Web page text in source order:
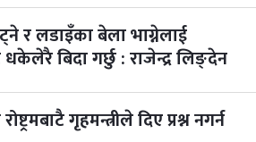
र लडाइँका बेला भाग्नेलाई
धकेलेरै बिदा गर्छु : राजेन्द्र लिङ्देन
गृहमन्त्रीले दिए प्रश्न नगर्न